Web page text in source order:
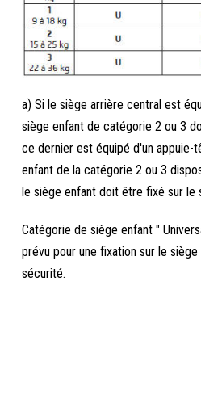
a) Si le siège arrière central est
siège enfant de catégorie 2 ou 3
ce dernier est équipé d'un appuie-
enfant de la catégorie 2 ou 3
le siège enfant doit être fixé sur le
Catégorie de siège enfant "
prévu pour une fixation sur le
sécurité.